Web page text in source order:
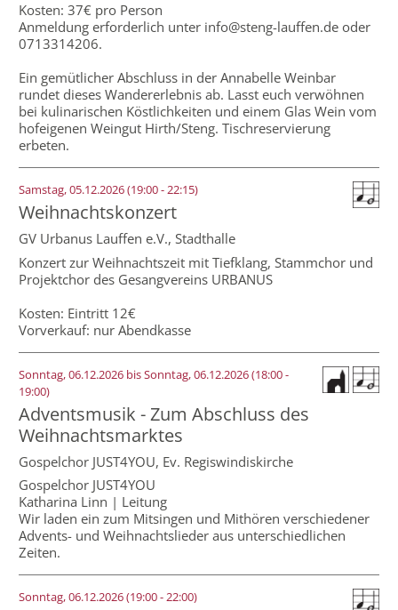
Kosten: 37€ pro Person
Anmeldung erforderlich unter info@steng-lauffen.de oder
0713314206.
Ein gemütlicher Abschluss in der Annabelle Weinbar
rundet dieses Wandererlebnis ab. Lasst euch verwöhnen
bei kulinarischen Köstlichkeiten und einem Glas Wein vom
hofeigenen Weingut Hirth/Steng. Tischreservierung
erbeten.
Samstag, 05.12.2026 (19:00 - 22:15)
Weihnachtskonzert
GV Urbanus Lauffen e.V., Stadthalle
Konzert zur Weihnachtszeit mit Tiefklang, Stammchor und
Projektchor des Gesangvereins URBANUS
Kosten: Eintritt 12€
Vorverkauf: nur Abendkasse
Sonntag, 06.12.2026 bis Sonntag, 06.12.2026(18:00 -
19:00)
Adventsmusik - Zum Abschluss des
Weihnachtsmarktes
Gospelchor JUST4YOU, Ev. Regiswindiskirche
Gospelchor JUST4YOU
Katharina Linn | Leitung
Wir laden ein zum Mitsingen und Mithören verschiedener
Advents- und Weihnachtslieder aus unterschiedlichen
Zeiten.
Sonntag, 06.12.2026 (19:00 - 22:00)